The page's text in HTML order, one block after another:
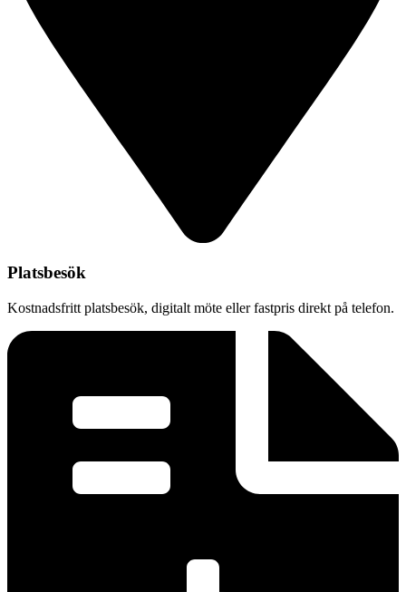
Platsbesök
Kostnadsfritt platsbesök, digitalt möte eller fastpris direkt på telefon.